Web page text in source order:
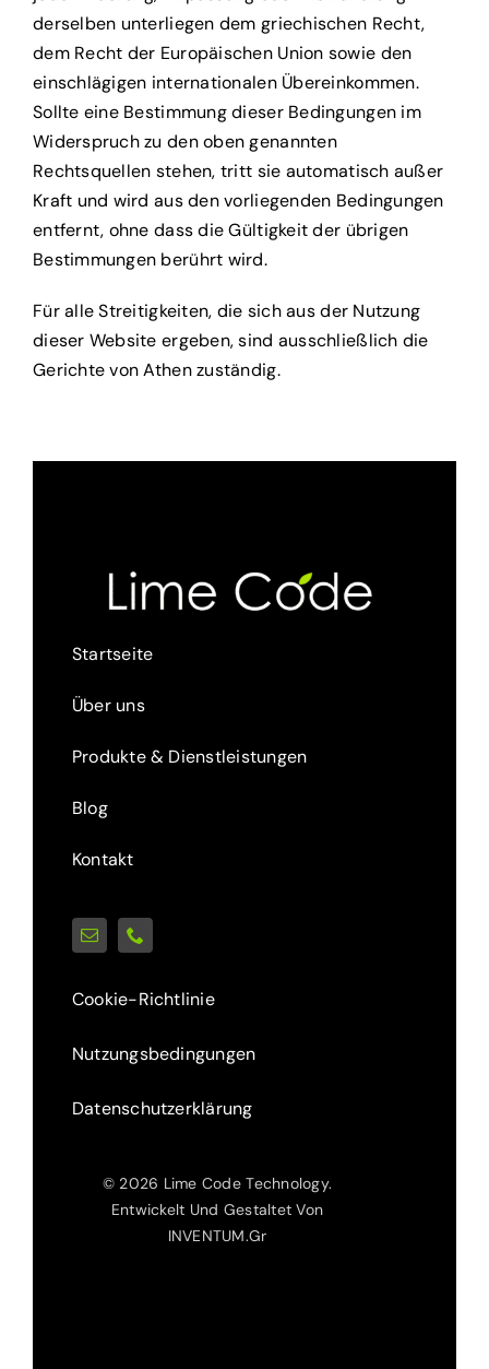
derselben unterliegen dem griechischen Recht,
dem Recht der Europäischen Union sowie den
einschlägigen internationalen Übereinkommen.
Sollte eine Bestimmung dieser Bedingungen im
Widerspruch zu den oben genannten
Rechtsquellen stehen, tritt sie automatisch außer
Kraft und wird aus den vorliegenden Bedingungen
entfernt, ohne dass die Gültigkeit der übrigen
Bestimmungen berührt wird.
Für alle Streitigkeiten, die sich aus der Nutzung
dieser Website ergeben, sind ausschließlich die
Gerichte von Athen zuständig.
Startseite
Über uns
Produkte & Dienstleistungen
Blog
Kontakt
Cookie-Richtlinie
Nutzungsbedingungen
Datenschutzerklärung
© 2026 Lime Code Technology.
Entwickelt Und Gestaltet Von
INVENTUM.Gr